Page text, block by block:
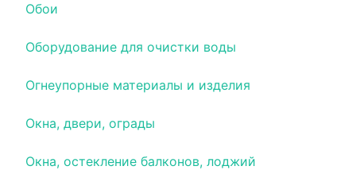
Обои
Оборудование для очистки воды
Огнеупорные материалы и изделия
Окна, двери, ограды
Окна, остекление балконов, лоджий